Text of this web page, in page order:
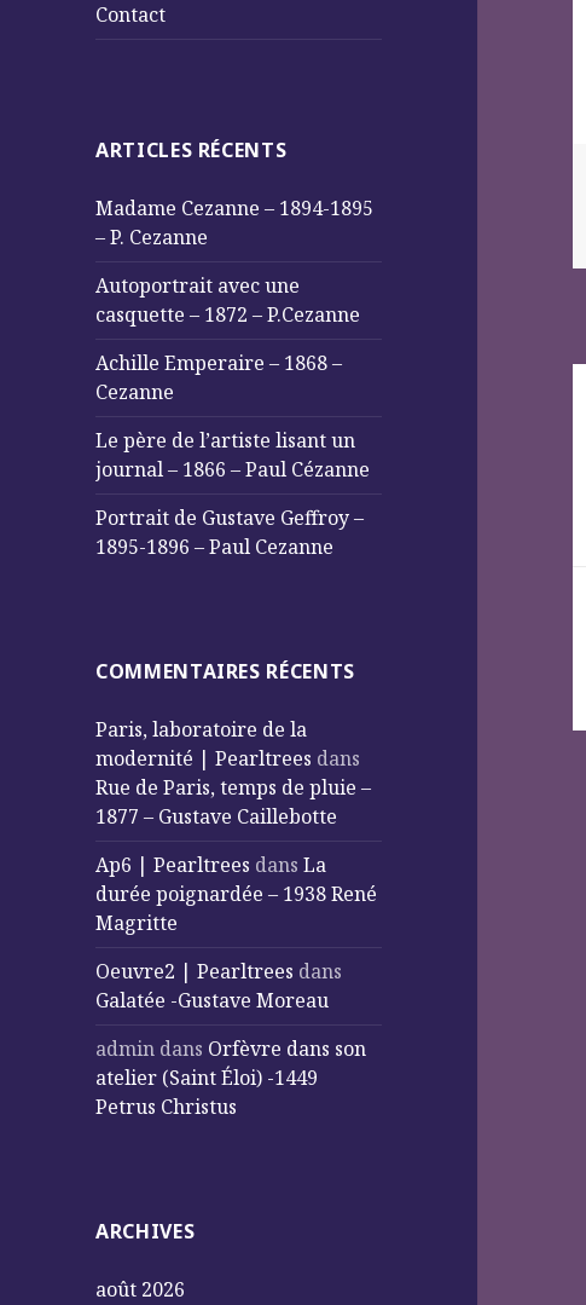
Contact
ARTICLES RÉCENTS
Madame Cezanne – 1894-1895
– P. Cezanne
Autoportrait avec une
casquette – 1872 – P.Cezanne
Achille Emperaire – 1868 –
Cezanne
Le père de l’artiste lisant un
journal – 1866 – Paul Cézanne
Portrait de Gustave Geffroy –
1895-1896 – Paul Cezanne
COMMENTAIRES RÉCENTS
Paris, laboratoire de la
modernité | Pearltrees dans
Rue de Paris, temps de pluie –
1877 – Gustave Caillebotte
Ap6 | Pearltrees dansLa
durée poignardée – 1938 René
Magritte
Oeuvre2 | Pearltrees dans
Galatée -Gustave Moreau
admin dans Orfèvre dans son
atelier (Saint Éloi) -1449
Petrus Christus
ARCHIVES
août 2026